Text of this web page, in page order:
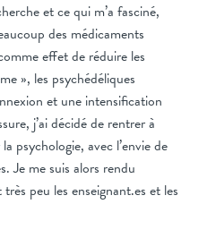
et ce qui m’a fasciné,
des médicaments
effet de réduire les
», les psychédéliques
et une intensification
j’ai décidé de rentrer à
psychologie, avec l’envie de
Je me suis alors rendu
peu les enseignant.es et les